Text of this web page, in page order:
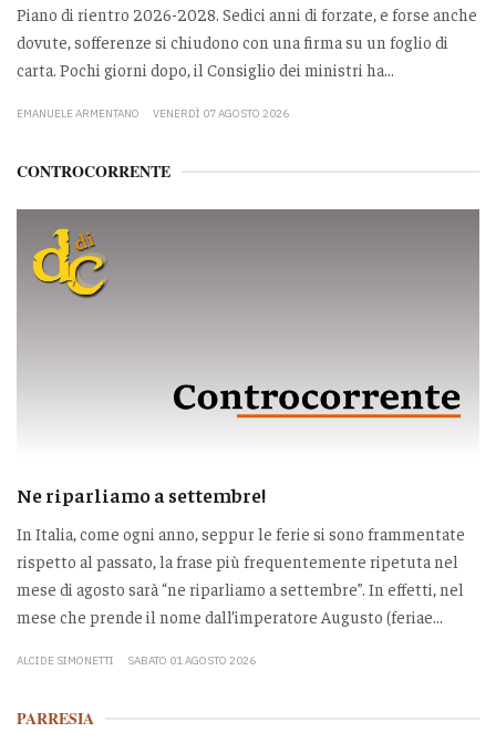
Piano di rientro 2026-2028. Sedici anni di forzate, e forse anche
dovute, sofferenze si chiudono con una firma su un foglio di
carta. Pochi giorni dopo, il Consiglio dei ministri ha...
EMANUELE ARMENTANO VENERDÌ 07 AGOSTO 2026
CONTROCORRENTE
Ne riparliamo a settembre!
In Italia, come ogni anno, seppur le ferie si sono frammentate
rispetto al passato, la frase più frequentemente ripetuta nel
mese di agosto sarà “ne riparliamo a settembre”. In effetti, nel
mese che prende il nome dall’imperatore Augusto (feriae...
ALCIDE SIMONETTI SABATO 01 AGOSTO 2026
PARRESIA